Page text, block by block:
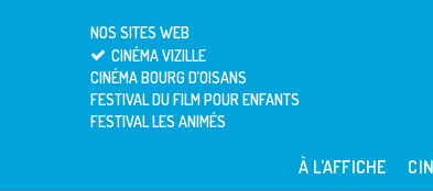
NOS SITES WEB
CINÉMA VIZILLE
CINÉMA BOURG D’OISANS
FESTIVAL DU FILM POUR ENFANTS
FESTIVAL LES ANIMÉS
À L’AFFICHE